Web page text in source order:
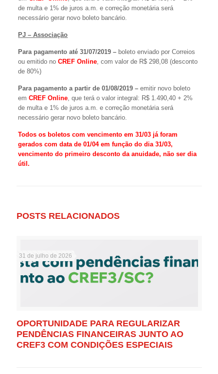
de multa e 1% de juros a.m. e correção monetária será
necessário gerar novo boleto bancário.
PJ – Associação
Para pagamento até 31/07/2019 – boleto enviado por Correios
ou emitido noCREF Online, com valor de R$ 298,08 (desconto
de 80%)
Para pagamento a partir de 01/08/2019 – emitir novo boleto
emCREF Online, que terá o valor integral: R$ 1.490,40 + 2%
de multa e 1% de juros a.m. e correção monetária será
necessário gerar novo boleto bancário.
Todos os boletos com vencimento em 31/03 já foram
gerados com data de 01/04 em função do dia 31/03,
vencimento do primeiro desconto da anuidade, não ser dia
útil.
POSTS RELACIONADOS
31 de julho de 2026
OPORTUNIDADE PARA REGULARIZAR
PENDÊNCIAS FINANCEIRAS JUNTO AO
CREF3 COM CONDIÇÕES ESPECIAIS